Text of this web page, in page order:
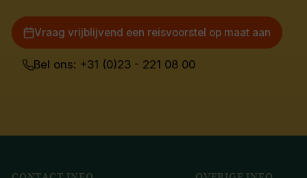
Vraag vrijblijvend een reisvoorstel op maat aan
Bel ons: +31 (0)23 - 221 08 00